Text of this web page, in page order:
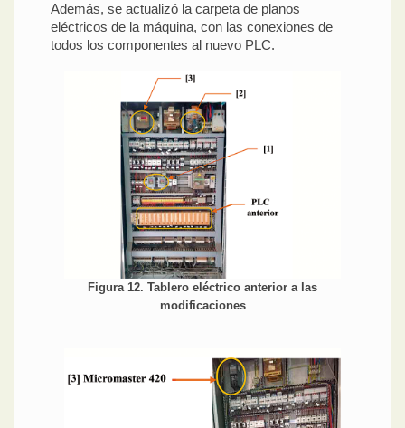
Además, se actualizó la carpeta de planos
eléctricos de la máquina, con las conexiones de
todos los componentes al nuevo PLC.
Figura 12. Tablero eléctrico anterior a las
modificaciones